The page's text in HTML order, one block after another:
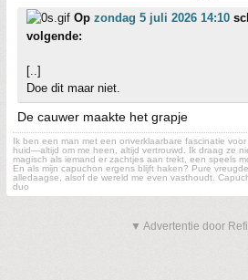
Op zondag 5 juli 2026 14:10
volgende:
[..]
Doe dit maar niet.
De cauwer maakte het grapje
Ik ben een man met een onverklaarbare fascinatie
huid—altijd om me heen, altijd vertrouwd. Ik draag ze
magisch als iemand er zachtjes aan trekt, een speels
En als mijn capuchon ergens blijft haken? Pure
alledaagse, alsof de wereld me even vasthoudt.
duo
▼ Advertentie door